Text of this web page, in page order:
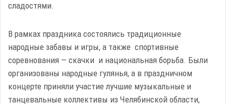
сладостями.
В рамках праздника состоялись традиционные
народные забавы и игры, а также спортивные
соревнования — скачки и национальная борьба. Были
организованы народные гулянья, а в праздничном
концерте приняли участие лучшие музыкальные и
танцевальные коллективы из Челябинской области,